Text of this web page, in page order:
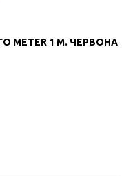
METER 1 М. ЧЕРВОНА